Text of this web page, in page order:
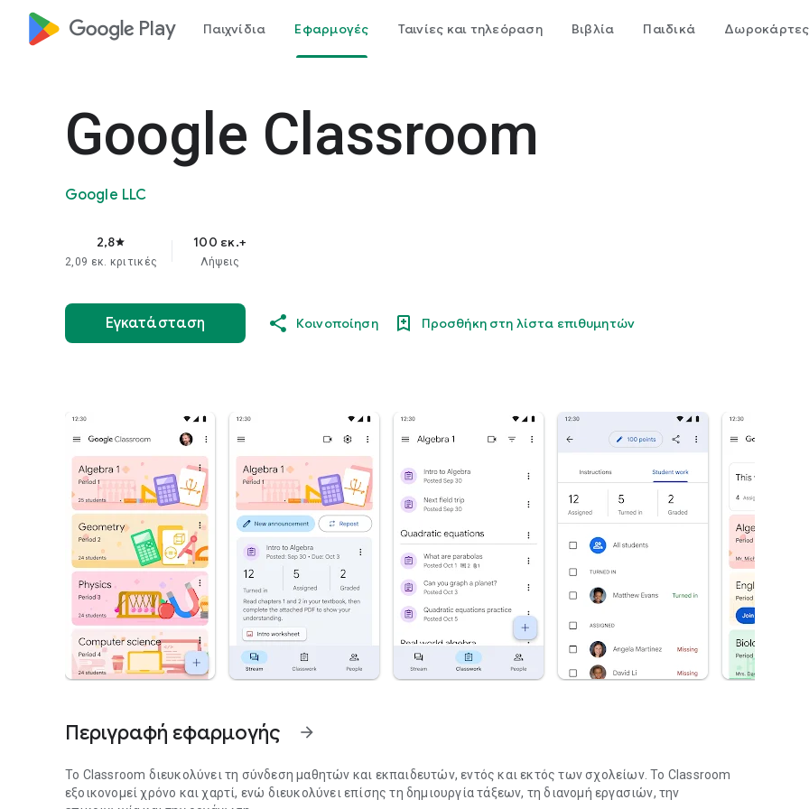
google_logo Play Παιχνίδια Εφαρμογές Ταινίες και τηλεόραση Βιβλία Παιδικά Δωροκάρτες
Google Classroom
Google LLC
2,8star
2,09 εκ. κριτικές
100 εκ.+
Λήψεις
Εγκατάσταση Κοινοποίηση Προσθήκη στη λίστα επιθυμητών
Περιγραφή εφαρμογής arrow_forward
Το Classroom διευκολύνει τη σύνδεση μαθητών και εκπαιδευτών, εντός και εκτός των σχολείων. Το Classroom
εξοικονομεί χρόνο και χαρτί, ενώ διευκολύνει επίσης τη δημιουργία τάξεων, τη διανομή εργασιών, την